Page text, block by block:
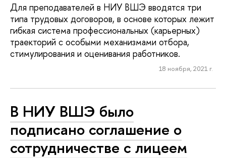
Для преподавателей в НИУ ВШЭ вводятся три
типа трудовых договоров, в основе которых лежит
гибкая система профессиональных (карьерных)
траекторий с особыми механизмами отбора,
стимулирования и оценивания работников.
18 ноября, 2021 г.
В НИУ ВШЭ было
подписано соглашение о
сотрудничестве с лицеем